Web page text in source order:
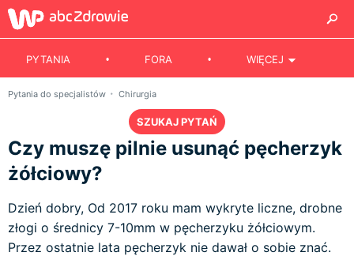
PYTANIA FORA WIĘCEJ
Pytania do specjalistów Chirurgia
SZUKAJ PYTAŃ
Czy muszę pilnie usunąć pęcherzyk
żółciowy?
Dzień dobry, Od 2017 roku mam wykryte liczne, drobne
złogi o średnicy 7-10mm w pęcherzyku żółciowym.
Przez ostatnie lata pęcherzyk nie dawał o sobie znać.